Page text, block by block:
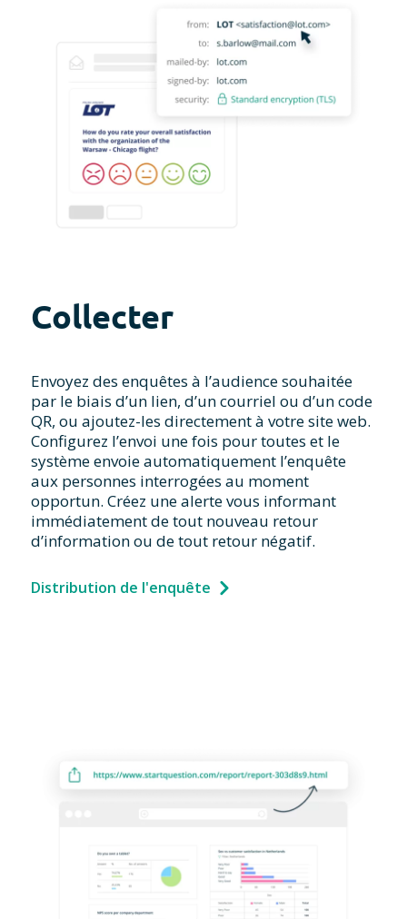
Collecter
Envoyez des enquêtes à l’audience souhaitée
par le biais d’un lien, d’un courriel ou d’un code
QR, ou ajoutez-les directement à votre site web.
Configurez l’envoi une fois pour toutes et le
système envoie automatiquement l’enquête
aux personnes interrogées au moment
opportun. Créez une alerte vous informant
immédiatement de tout nouveau retour
d’information ou de tout retour négatif.
Distribution de l'enquête